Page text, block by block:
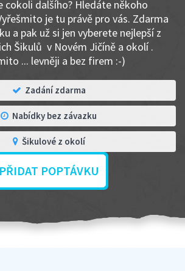
cokoli dalšího? Hledáte někoho
je tu právě pro vás. Zdarma
a pak už si jen vyberete nejlepší z
Šikulů v Novém Jičíně a okolí .
... levněji a bez firem :-)
Zadání zdarma
Nabídky bez závazku
Šikulové z okolí
PŘIDAT POPTÁVKU